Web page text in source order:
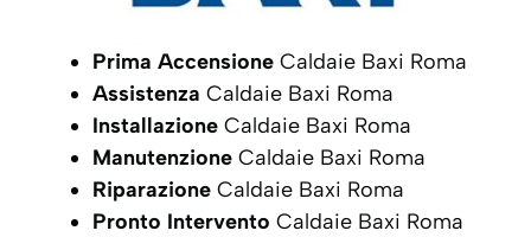
Prima Accensione Caldaie Baxi Roma
Assistenza Caldaie Baxi Roma
Installazione Caldaie Baxi Roma
Manutenzione Caldaie Baxi Roma
Riparazione Caldaie Baxi Roma
Pronto Intervento Caldaie Baxi Roma